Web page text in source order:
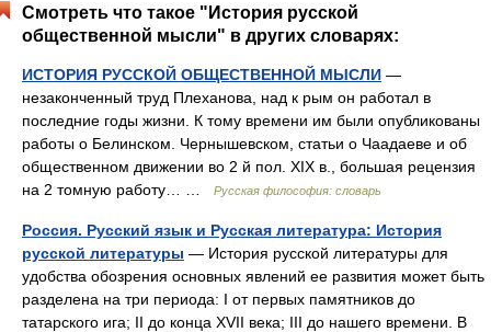
Смотреть что такое "История русской
общественной мысли" в других словарях:
ИСТОРИЯ РУССКОЙ ОБЩЕСТВЕННОЙ МЫСЛИ —
незаконченный труд Плеханова, над к рым он работал в
последние годы жизни. К тому времени им были опубликованы
работы о Белинском. Чернышевском, статьи о Чаадаеве и об
общественном движении во 2 й пол. XIX в., большая рецензия
на 2 томную работу… …
Русская философия: словарь
Россия. Русский язык и Русская литература: История
русской литературы — История русской литературы для
удобства обозрения основных явлений ее развития может быть
разделена на три периода: I от первых памятников до
татарского ига; II до конца XVII века; III до нашего времени. В